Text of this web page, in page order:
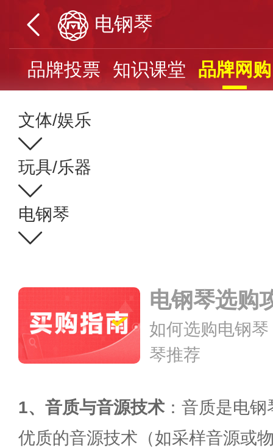
电钢琴
品牌投票 知识课堂 品牌网购
文体/娱乐
玩具/乐器
电钢琴
电钢琴选购
如何选购电钢
琴推荐
1、音质与音源技术 ：音质是电
优质的音源技术（如采样音源或